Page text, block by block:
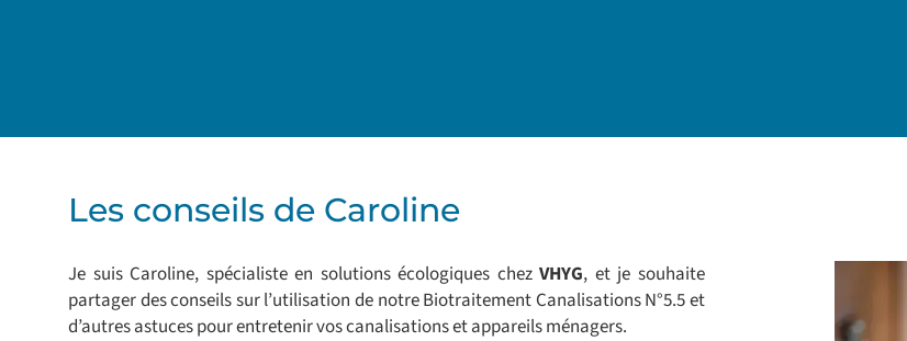
Les conseils de Caroline
Je suis Caroline, spécialiste en solutions écologiques chezVHYG, et je souhaite
partager des conseils sur l’utilisation de notre Biotraitement Canalisations N°5.5 et
d’autres astuces pour entretenir vos canalisations et appareils ménagers.